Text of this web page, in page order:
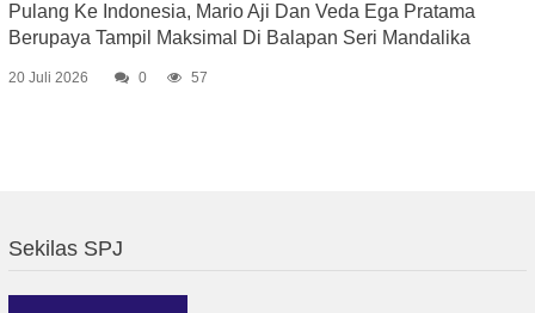
Pulang Ke Indonesia, Mario Aji Dan Veda Ega Pratama
Berupaya Tampil Maksimal Di Balapan Seri Mandalika
20 Juli 2026 0 57
Sekilas SPJ